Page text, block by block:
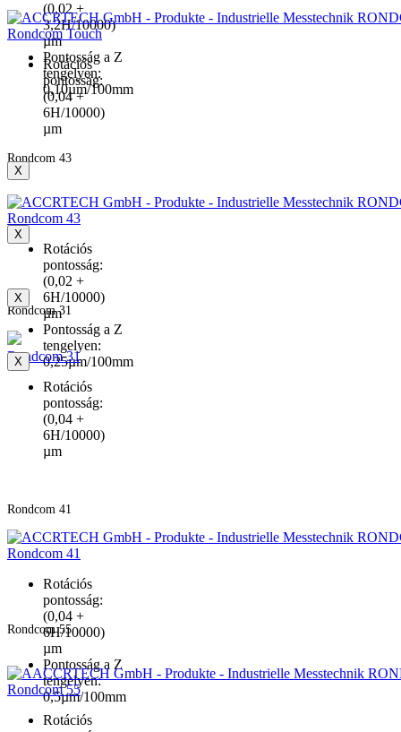
(0,02 +
3,2H/10000)
µm
Pontosság a Z
tengelyen:
0,10µm/100mm
Rondcom Touch
Rotációs
pontosság:
(0,04 +
6H/10000)
µm
Rondcom 43
Rondcom 43
Rotációs
pontosság:
(0,02 +
6H/10000)
µm
Pontosság a Z
tengelyen:
0,25µm/100mm
Rondcom 31
Rondcom 31
Rotációs
pontosság:
(0,04 +
6H/10000)
µm
Rondcom 41
Rondcom 41
Rotációs
pontosság:
(0,04 +
6H/10000)
µm
Pontosság a Z
tengelyen:
0,5µm/100mm
Rondcom 55
Rondcom 55
Rotációs
X
X
X
X